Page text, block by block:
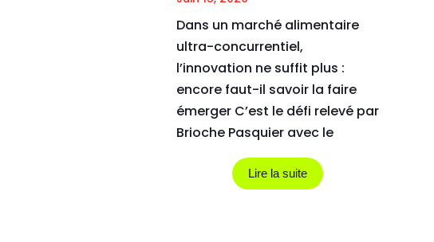
Dans un marché alimentaire
ultra-concurrentiel,
l’innovation ne suffit plus :
encore faut-il savoir la faire
émerger C’est le défi relevé par
Brioche Pasquier avec le
lancement de son nouveau
Lire la suite